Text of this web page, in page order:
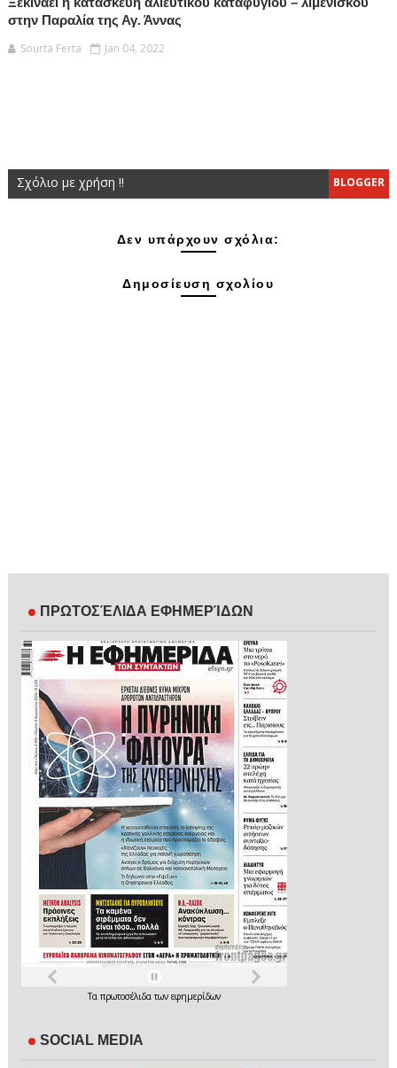
στην Παραλία της Αγ. Άννας
Sourta Ferta
Jan 04, 2022
BLOGGER
Σχόλιο με χρήση !!
Δεν υπάρχουν σχόλια:
Δημοσίευση σχολίου
ΠΡΩΤΟΣΈΛΙΔΑ ΕΦΗΜΕΡΊΔΩΝ
Τα πρωτοσέλιδατων εφημερίδων
SOCIAL MEDIA